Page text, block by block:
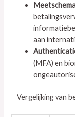
aan
(MFA) en
Vergelijking van